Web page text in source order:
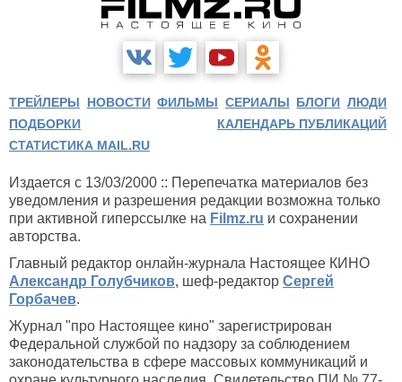
ТРЕЙЛЕРЫ НОВОСТИ ФИЛЬМЫ СЕРИАЛЫ БЛОГИ ЛЮДИ
ПОДБОРКИ
КАЛЕНДАРЬ ПУБЛИКАЦИЙ
СТАТИСТИКА MAIL.RU
Издается с 13/03/2000 :: Перепечатка материалов без
уведомления и разрешения редакции возможна только
при активной гиперссылке на Filmz.ru и сохранении
авторства.
Главный редактор онлайн-журнала Настоящее КИНО
Александр Голубчиков, шеф-редактор Сергей
Горбачев.
Журнал "про Настоящее кино" зарегистрирован
Федеральной службой по надзору за соблюдением
законодательства в сфере массовых коммуникаций и